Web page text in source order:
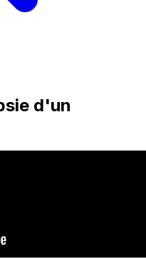
d'un